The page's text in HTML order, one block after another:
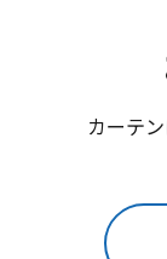
カーテ